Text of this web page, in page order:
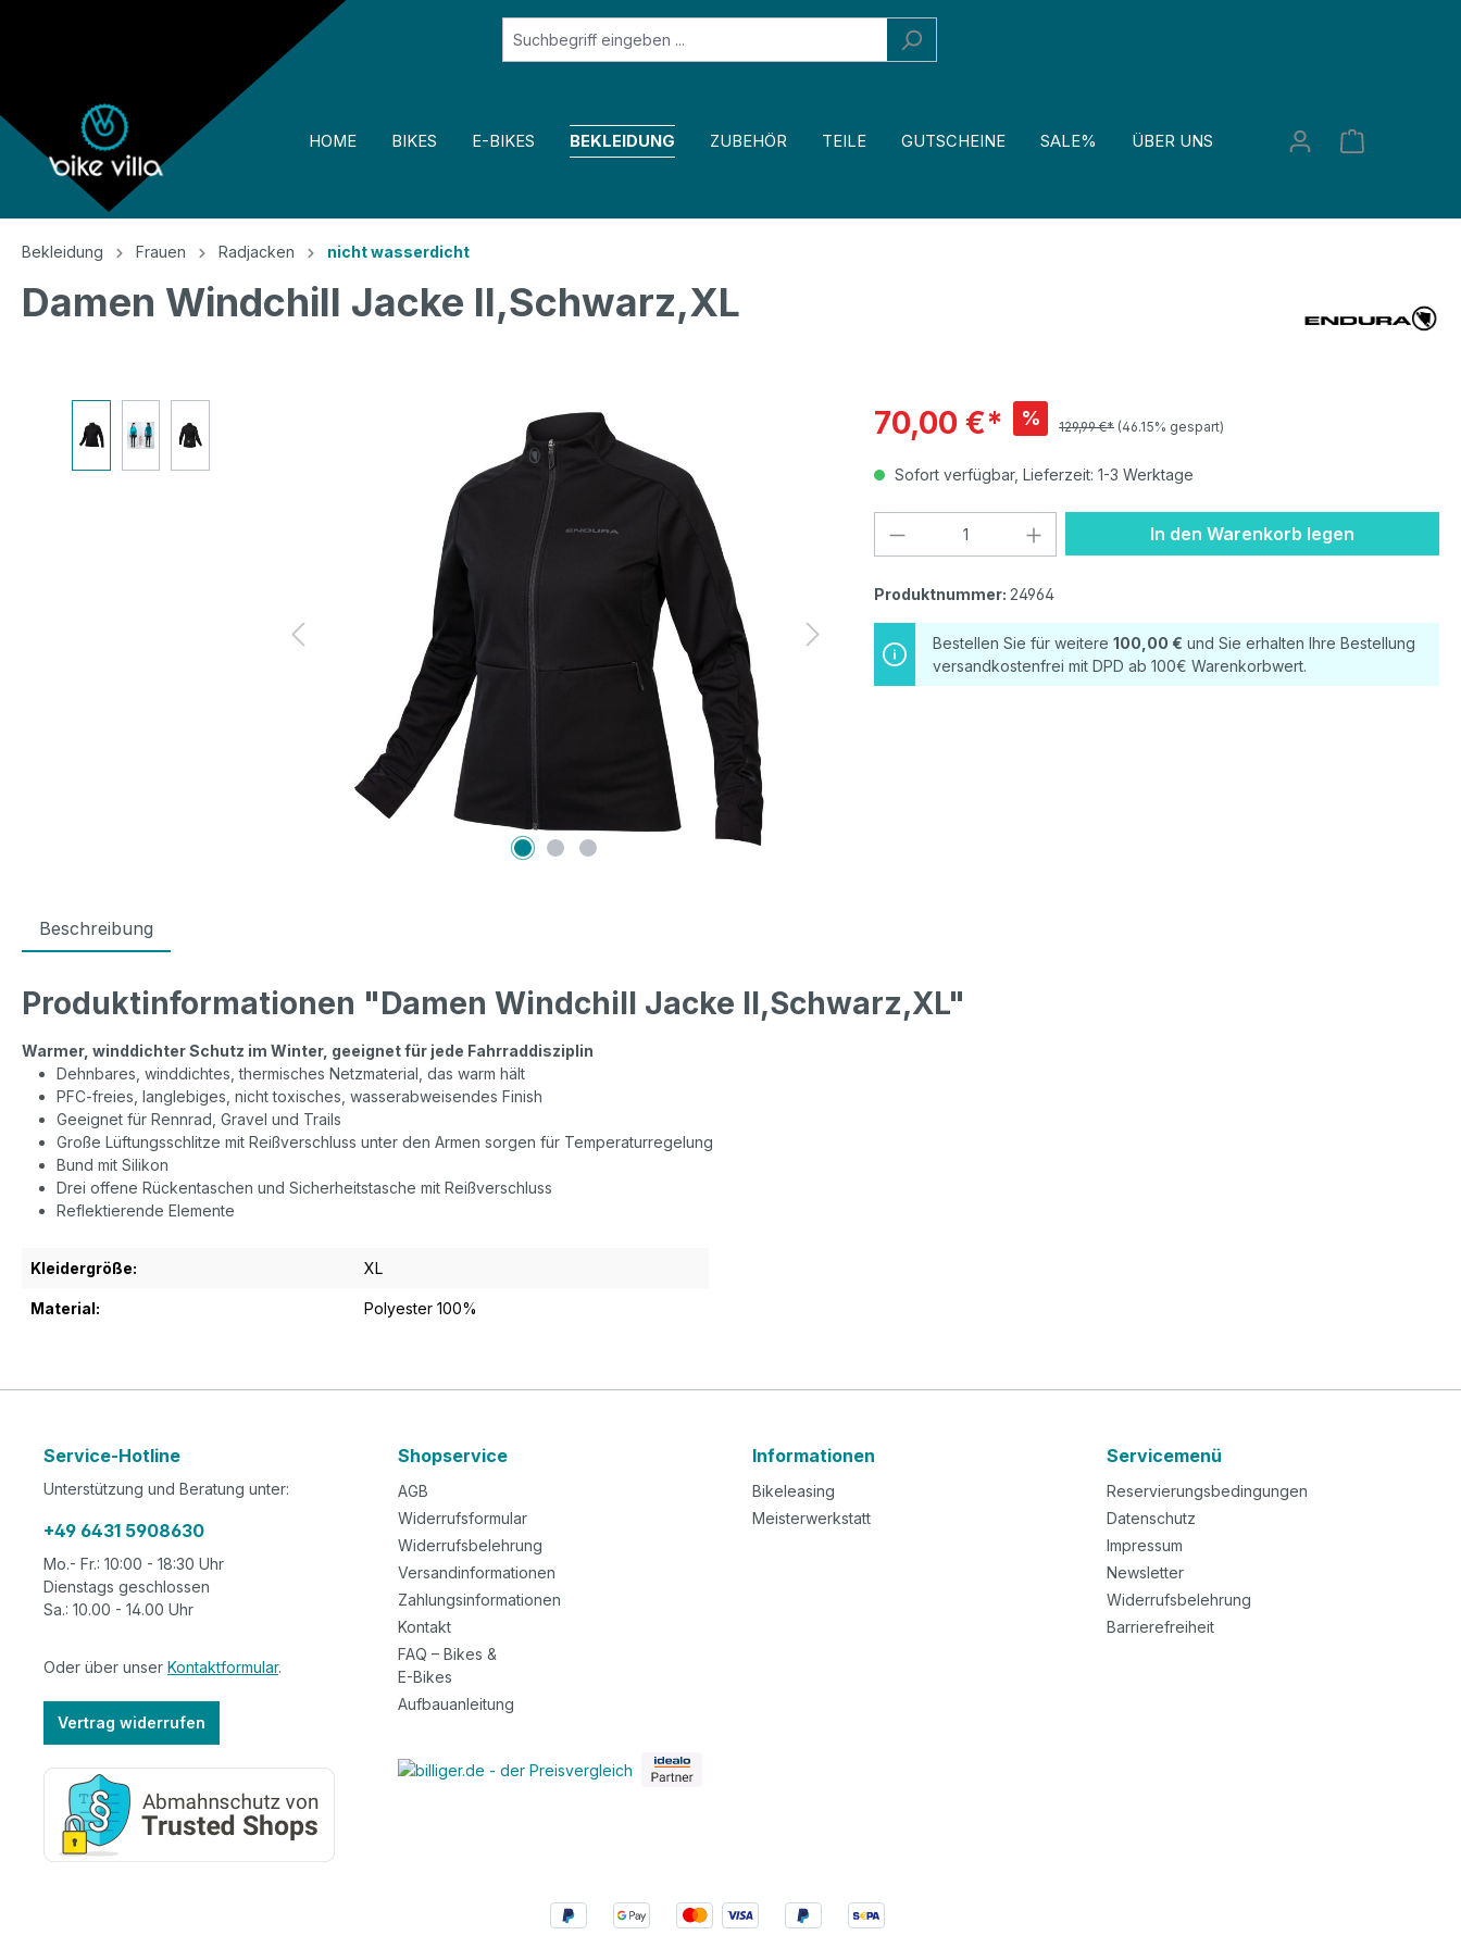
Zur Hauptnavigation springen
HOME BIKES E-BIKES BEKLEIDUNG ZUBEHÖR TEILE GUTSCHEINE SALE% ÜBER UNS
Bekleidung Frauen Radjacken nicht wasserdicht
Damen Windchill Jacke II,Schwarz,XL
70,00 €* % 129,99 €* (46.15% gespart)
Sofort verfügbar, Lieferzeit: 1-3 Werktage
Produkt Anzahl: Gib den gewünschten Wert
In den Warenkorb legen
Produktnummer: 24964
Bestellen Sie für weitere 100,00 € und Sie erhalten Ihre Bestellung
versandkostenfrei mit DPD ab 100€ Warenkorbwert.
Beschreibung
Produktinformationen "Damen Windchill Jacke II,Schwarz,XL"
Warmer, winddichter Schutz im Winter, geeignet für jede Fahrraddisziplin
Dehnbares, winddichtes, thermisches Netzmaterial, das warm hält
PFC-freies, langlebiges, nicht toxisches, wasserabweisendes Finish
Geeignet für Rennrad, Gravel und Trails
Große Lüftungsschlitze mit Reißverschluss unter den Armen sorgen für Temperaturregelung
Bund mit Silikon
Drei offene Rückentaschen und Sicherheitstasche mit Reißverschluss
Reflektierende Elemente
Kleidergröße: XL
Material: Polyester 100%
Service-Hotline
Unterstützung und Beratung unter:
+49 6431 5908630
Mo.- Fr.: 10:00 - 18:30 Uhr
Dienstags geschlossen
Sa.: 10.00 - 14.00 Uhr
Oder über unser Kontaktformular.
Vertrag widerrufen
Shopservice
AGB
Widerrufsformular
Widerrufsbelehrung
Versandinformationen
Zahlungsinformationen
Kontakt
FAQ – Bikes &
E-Bikes
Aufbauanleitung
Informationen
Bikeleasing
Meisterwerkstatt
Servicemenü
Reservierungsbedingungen
Datenschutz
Impressum
Newsletter
Widerrufsbelehrung
Barrierefreiheit